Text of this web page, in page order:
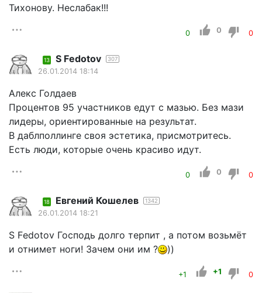
Тихонову. Неслабак!!!
0 0 0
13 S Fеdotov 307
26.01.2014 18:14
Алекс Голдаев
Процентов 95 участников едут с мазью. Без мази
лидеры, ориентированные на результат.
В даблполлинге своя эстетика, присмотритесь.
Есть люди, которые очень красиво идут.
0 0 0
18 Евгений Кошелев 1342
26.01.2014 18:21
S Fеdotov Господь долго терпит , а потом возьмёт
и отнимет ноги! Зачем они им ?
))
+1 +1 0